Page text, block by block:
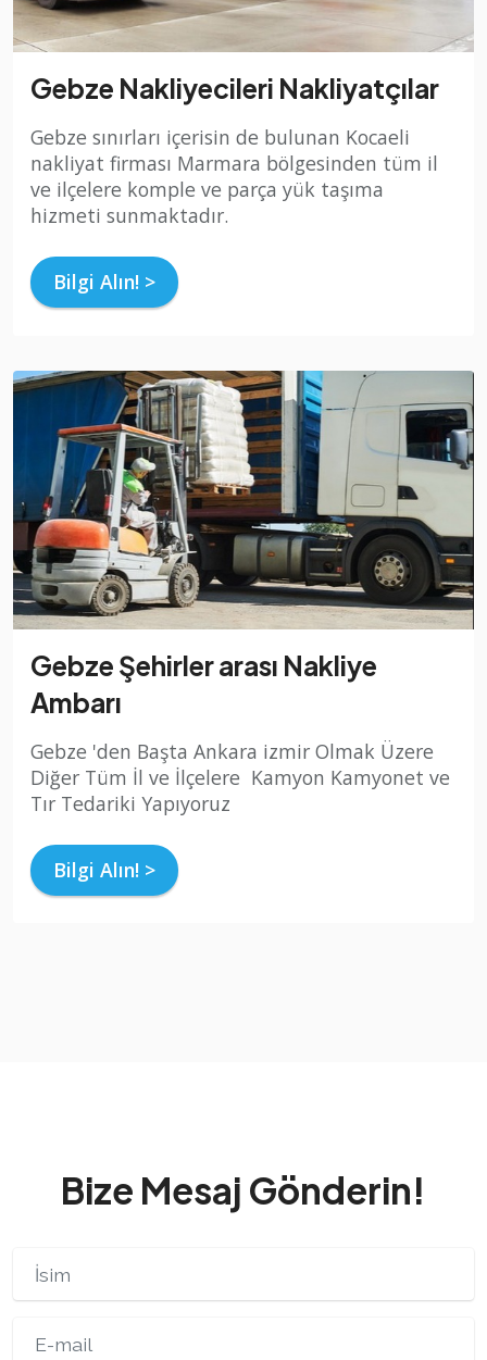
Gebze Nakliyecileri Nakliyatçılar
Gebze sınırları içerisin de bulunan Kocaeli
nakliyat firması Marmara bölgesinden tüm il
ve ilçelere komple ve parça yük taşıma
hizmeti sunmaktadır.
Bilgi Alın! >
Gebze Şehirler arası Nakliye
Ambarı
Gebze 'den Başta Ankara izmir Olmak Üzere
Diğer Tüm İl ve İlçelere Kamyon Kamyonet ve
Tır Tedariki Yapıyoruz
Bilgi Alın! >
Bize Mesaj Gönderin!